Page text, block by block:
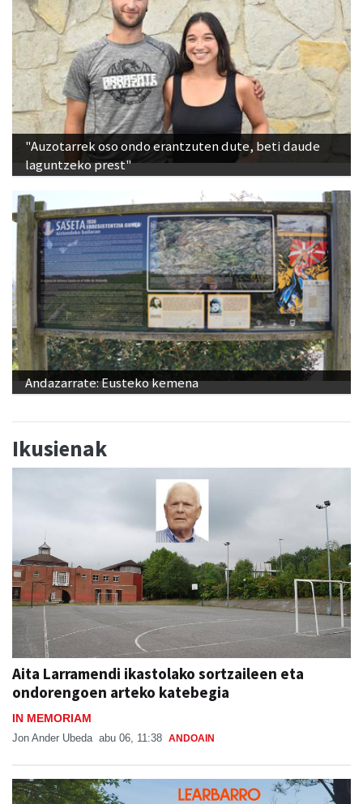
"Auzotarrek oso ondo erantzuten dute, beti daude
laguntzeko prest"
Andazarrate: Eusteko kemena
Ikusienak
Aita Larramendi ikastolako sortzaileen eta
ondorengoen arteko katebegia
IN MEMORIAM
Jon Ander Ubeda abu 06, 11:38 ANDOAIN